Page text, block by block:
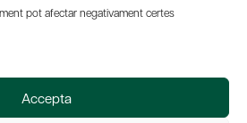
pot afectar negativament certes
Accepta
Barcelonesa d'Amics del País